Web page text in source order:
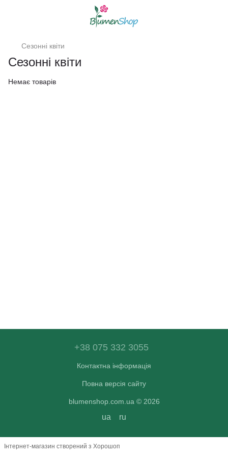
Сезонні квіти
Сезонні квіти
Немає товарів
+38 075 332 3055
Контактна інформація
Повна версія сайту
blumenshop.com.ua © 2026
ua ru
Інтернет-магазин створений з Хорошоп